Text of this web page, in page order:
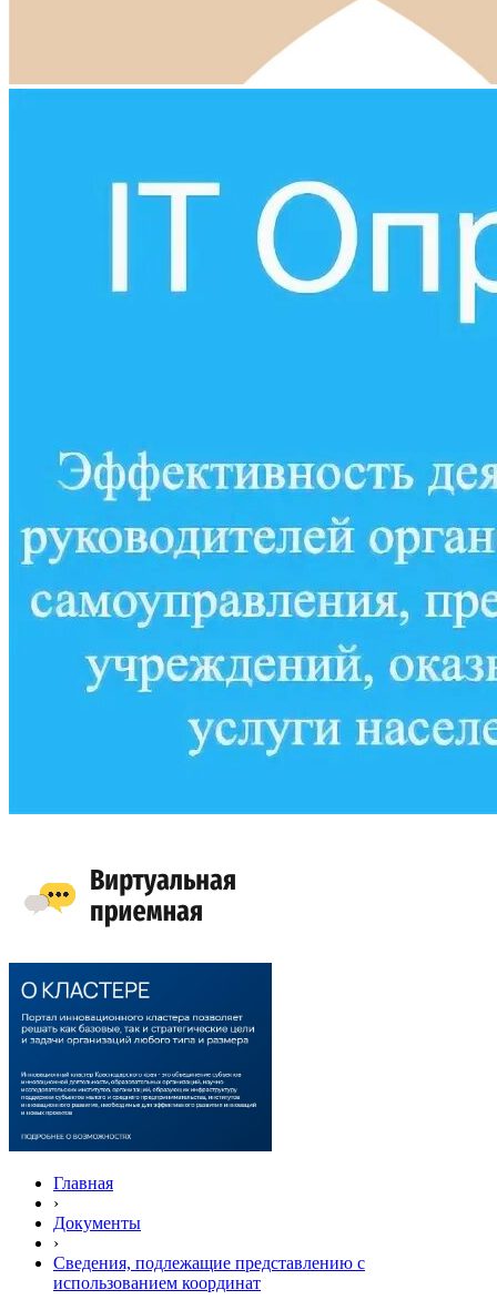
Главная
›
Документы
›
Сведения, подлежащие представлению с
использованием координат